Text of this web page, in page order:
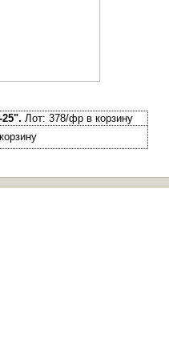
Лот: 378/фр в корзину